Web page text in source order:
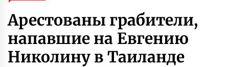
Арестованы грабители,
напавшие на Евгению
Николину в Таиланде